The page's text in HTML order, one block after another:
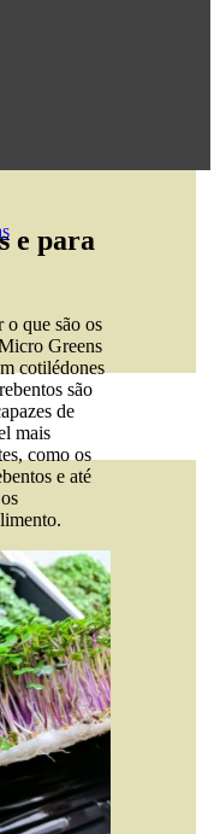
e para
o que são os
Greens
cotilédones
são
de
mais
como os
e até